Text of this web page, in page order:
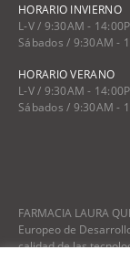
HORARIO INVIERNO
L-V / 9:30AM -
Sábados / 9:30AM -
HORARIO VERANO
L-V / 9:30AM -
Sábados / 9:30AM -
FARMACIA LAURA
Europeo de
calidad de las